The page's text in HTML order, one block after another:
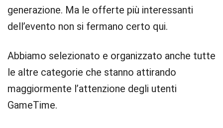
generazione. Ma le offerte più interessanti
dell’evento non si fermano certo qui.
Abbiamo selezionato e organizzato anche tutte
le altre categorie che stanno attirando
maggiormente l’attenzione degli utenti
GameTime.